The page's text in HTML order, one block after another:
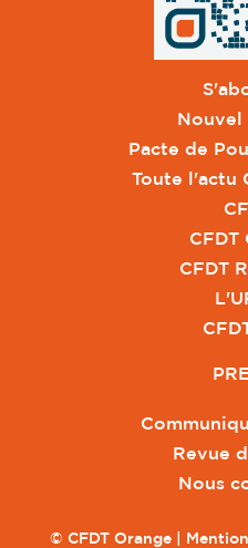
Nouvel
Pacte de
Toute l'actu
CFDT
CFDT
Revue
Nous
© CFDT Orange |